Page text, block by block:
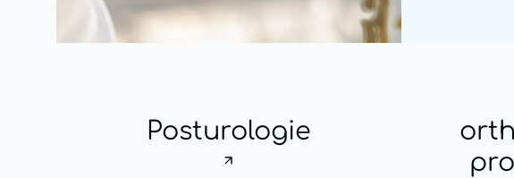
Posturologie